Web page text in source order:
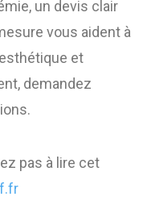
un devis clair
vous aident à
et
demandez
pas à lire cet